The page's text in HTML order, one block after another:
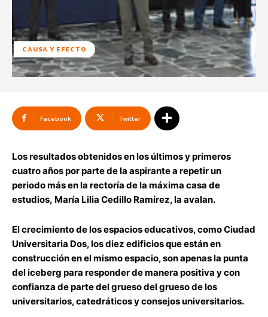
CAUSA Y EFECTO
Facebook Twitter
Los resultados obtenidos en los últimos y primeros
cuatro años por parte de la aspirante a repetir un
periodo más en la rectoría de la máxima casa de
estudios, María Lilia Cedillo Ramírez, la avalan.
El crecimiento de los espacios educativos, como Ciudad
Universitaria Dos, los diez edificios que están en
construcción en el mismo espacio, son apenas la punta
del iceberg para responderde manera positiva y con
confianza de parte del grueso del grueso de los
universitarios, catedráticos y consejos universitarios.